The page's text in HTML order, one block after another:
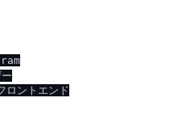
ントエンド